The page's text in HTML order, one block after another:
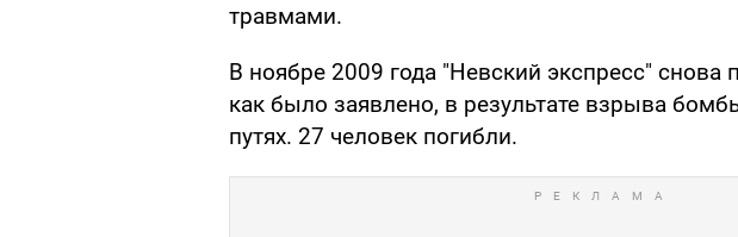
травмами.
В ноябре 2009 года "Невский экспресс" снова
как было заявлено, в результате взрыва
путях. 27 человек погибли.